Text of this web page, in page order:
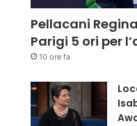
Pellacani
Parigi 5 ori per
10 ore fa